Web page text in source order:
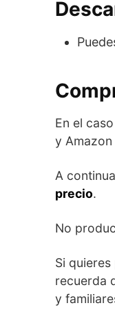
En el
y
A
precio.
No
Si
recuerda
y